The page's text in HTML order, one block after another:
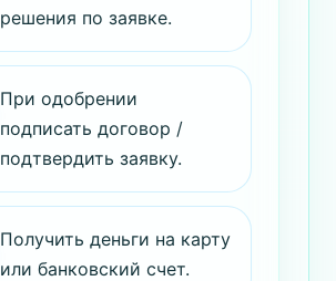
решения по заявке.
При одобрении
подписать договор /
подтвердить заявку.
Получить деньги на карту
или банковский счет.